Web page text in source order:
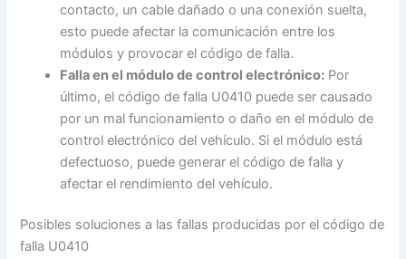
contacto, un cable dañado o una conexión suelta,
esto puede afectar la comunicación entre los
módulos y provocar el código de falla.
Falla en el módulo de control electrónico: Por
último, el código de falla U0410 puede ser causado
por un mal funcionamiento o daño en el módulo de
control electrónico del vehículo. Si el módulo está
defectuoso, puede generar el código de falla y
afectar el rendimiento del vehículo.
Posibles soluciones a las fallas producidas por el código de
falla U0410